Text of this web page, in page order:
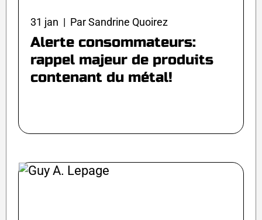
31 jan | Par Sandrine Quoirez
Alerte consommateurs:
rappel majeur de produits
contenant du métal!